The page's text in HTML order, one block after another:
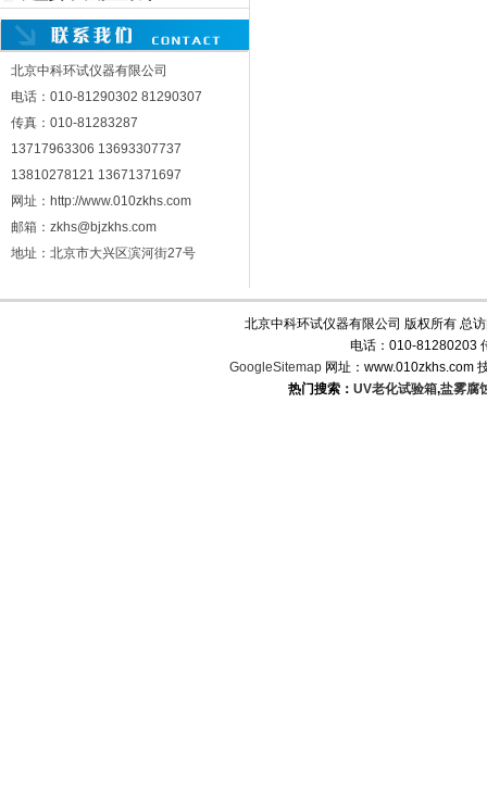
北京中科环试仪器有限公司
电话：010-81290302 81290307
传真：010-81283287
13717963306 13693307737
13810278121 13671371697
网址：http://www.010zkhs.com
邮箱：zkhs@bjzkhs.com
地址：北京市大兴区滨河街27号
北京中科环试仪器有限公司 版权所有 总
电话：010-81280203
GoogleSitemap 网址：www.010zkhs.com
热门搜索： UV老化试验箱,盐雾腐